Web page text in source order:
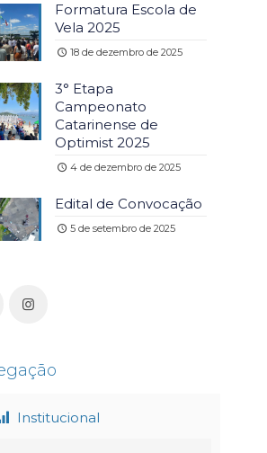
Formatura Escola de
Vela 2025
18 de dezembro de 2025
3° Etapa
Campeonato
Catarinense de
Optimist 2025
4 de dezembro de 2025
Edital de Convocação
5 de setembro de 2025
Institucional